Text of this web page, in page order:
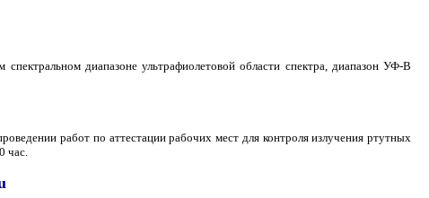
спектральном диапазоне ультрафиолетовой области спектра, диапазон УФ-В
работ по аттестации рабочих мест для контроля излучения ртутных
час.